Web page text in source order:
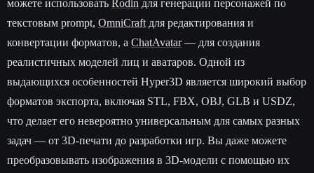
можете использовать Rodin для генерации персонажей по
текстовым prompt, OmniCraft для редактирования и
конвертации форматов, а ChatAvatar— для создания
реалистичных моделей лиц и аватаров. Одной из
выдающихся особенностей Hyper3D является широкий выбор
форматов экспорта, включая STL, FBX, OBJ, GLB и USDZ,
что делает его невероятно универсальным для самых разных
задач — от 3D-печати до разработки игр. Вы даже можете
преобразовывать изображения в 3D-модели с помощью их